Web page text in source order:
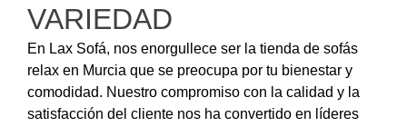
VARIEDAD
En Lax Sofá, nos enorgullece ser la tienda de sofás
relax en Murcia que se preocupa por tu bienestar y
comodidad. Nuestro compromiso con la calidad y la
satisfacción del cliente nos ha convertido en líderes